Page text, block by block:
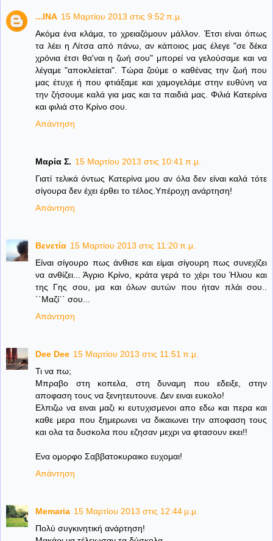
...INA 15 Μαρτίου 2013 στις 9:52 π.μ.
Ακόμα ένα κλάμα, το χρειαζόμουν μάλλον. Έτσι είναι όπως
τα λέει η Λίτσα από πάνω, αν κάποιος μας έλεγε "σε δέκα
χρόνια έτσι θα'ναι η ζωή σου" μπορεί να γελούσαμε και να
λέγαμε "αποκλείεται". Τώρα ζούμε ο καθένας την ζωή που
μας έτυχε ή που φτιάξαμε και χαμογελάμε στην ευθύνη να
την ζήσουμε καλά για μας και τα παιδιά μας. Φιλιά Κατερίνα
και φιλιά στο Κρίνο σου.
Απάντηση
Μαρία Σ. 15 Μαρτίου 2013 στις 10:41 π.μ.
Γιατί τελικά όντως Κατερίνα μου αν όλα δεν είναι καλά τότε
σίγουρα δεν έχει έρθει το τέλος.Υπέροχη ανάρτηση!
Απάντηση
Βενετία 15 Μαρτίου 2013 στις 11:20 π.μ.
Είναι σίγουρο πως άνθισε και είμαι σίγουρη πως συνεχίζει
να ανθίζει... Άγριο Κρίνο, κράτα γερά το χέρι του Ήλιου και
της Γης σου, μα και όλων αυτών που ήταν πλάι σου..
΄΄Μαζί΄΄ σου...
Απάντηση
Dee Dee 15 Μαρτίου 2013 στις 11:51 π.μ.
Τι να πω;
Μπραβο στη κοπελα, στη δυναμη που εδειξε, στην
αποφαση τους να ξενητευτουνε. Δεν ειναι ευκολο!
Ελπιζω να ειναι μαζι κι ευτυχισμενοι απο εδω και περα και
καθε μερα που ξημερωνει να δικαιωνει την αποφαση τους
και ολα τα δυσκολα που εζησαν μεχρι να φτασουν εκει!!
Ενα ομορφο Σαββατοκυραικο ευχομαι!
Απάντηση
Memaria 15 Μαρτίου 2013 στις 12:44 μ.μ.
Πολύ συγκινητική ανάρτηση!